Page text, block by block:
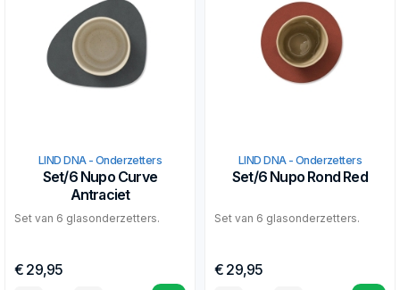
LIND DNA - Onderzetters
Set/6 Nupo Curve
Antraciet
Set van 6 glasonderzetters.
€ 29,95
LIND DNA - Onderzetters
Set/6 Nupo Rond Red
Set van 6 glasonderzetters.
€ 29,95